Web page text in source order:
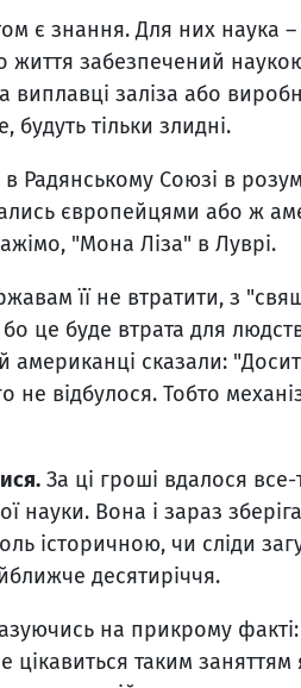
є знання. Для них наука –
життя забезпечений
заліза або
будуть тільки злидні.
Радянському Союзі в
європейцями або ж
"Мона Ліза" в Луврі.
її не втратити, з
бо це буде втрата для
американці сказали:
не відбулося. Тобто
. За ці гроші вдалося все-
науки. Вона і зараз
історичною, чи сліди
десятиріччя.
на прикрому
цікавиться таким